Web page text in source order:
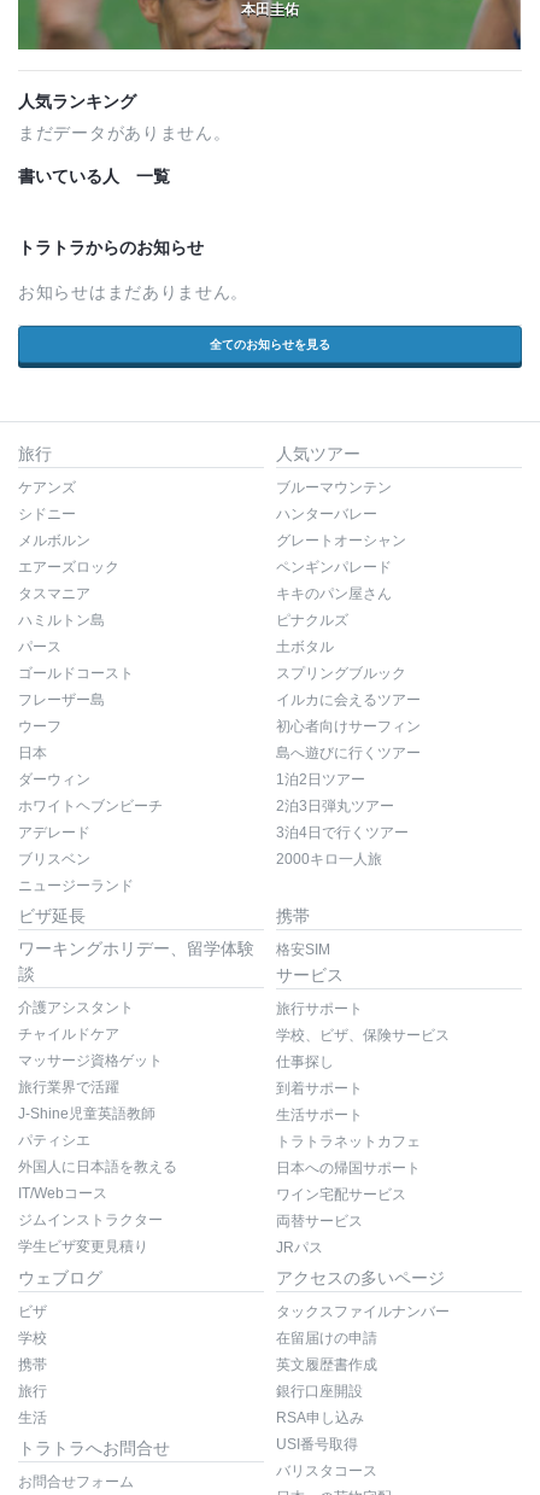
本田圭佑
人気ランキング
まだデータがありません。
書いている人 一覧
トラトラからのお知らせ
お知らせはまだありません。
全てのお知らせを見る
旅行
ケアンズ
シドニー
メルボルン
エアーズロック
タスマニア
ハミルトン島
パース
ゴールドコースト
フレーザー島
ウーフ
日本
ダーウィン
ホワイトヘブンビーチ
アデレード
ブリスベン
ニュージーランド
人気ツアー
ブルーマウンテン
ハンターバレー
グレートオーシャン
ペンギンパレード
キキのパン屋さん
ピナクルズ
土ボタル
スプリングブルック
イルカに会えるツアー
初心者向けサーフィン
島へ遊びに行くツアー
1泊2日ツアー
2泊3日弾丸ツアー
3泊4日で行くツアー
2000キロ一人旅
ビザ延長
ワーキングホリデー、留学体験
談
介護アシスタント
チャイルドケア
マッサージ資格ゲット
旅行業界で活躍
J-Shine児童英語教師
パティシエ
外国人に日本語を教える
IT/Webコース
ジムインストラクター
学生ビザ変更見積り
携帯
格安SIM
サービス
旅行サポート
学校、ビザ、保険サービス
仕事探し
到着サポート
生活サポート
トラトラネットカフェ
日本への帰国サポート
ワイン宅配サービス
両替サービス
JRパス
ウェブログ
ビザ
学校
携帯
旅行
生活
トラトラへお問合せ
お問合せフォーム
アクセスの多いページ
タックスファイルナンバー
在留届けの申請
英文履歴書作成
銀行口座開設
RSA申し込み
USI番号取得
バリスタコース